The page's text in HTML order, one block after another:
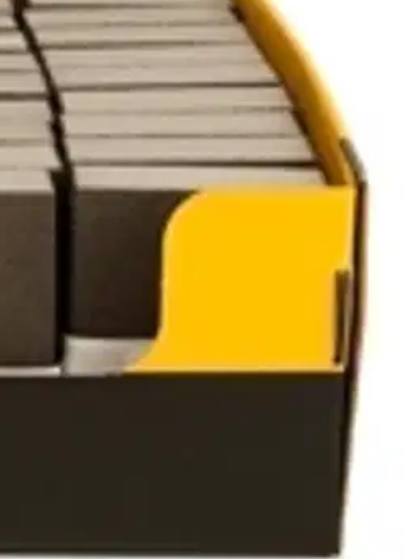
90-asteen kulmien hiomiseen ja on vedenkestävä. Karkeus 60/100